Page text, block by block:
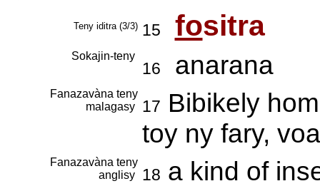
Teny iditra (3/3) 15 fositra
Sokajin-teny
16 anarana
Fanazavàna teny
malagasy
17 Bibikely
toy ny fary,
Fanazavàna teny
anglisy
18 a kind of